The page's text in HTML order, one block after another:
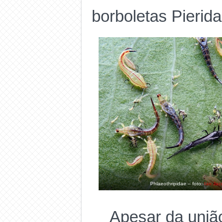
borboletas
Phlaeothripidae – foto:Ian
Apesar da